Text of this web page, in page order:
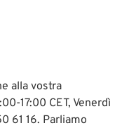
alla vostra
17:00 CET, Venerdì
61 16. Parliamo